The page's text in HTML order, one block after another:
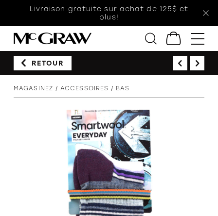
Livraison gratuite sur achat de 125$ et
plus!
Femmes
Hommes
Enfants
Accessoires
Soldes
Orthèses
RETOUR
MAGASINEZ ACCESSOIRES BAS